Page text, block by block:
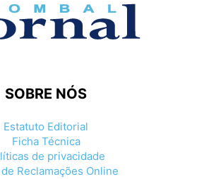
SOBRE NÓS
Estatuto Editorial
Ficha Técnica
de privacidade
Reclamações Online